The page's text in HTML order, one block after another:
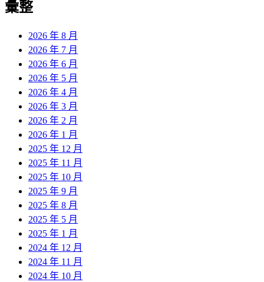
彙整
2026 年 8 月
2026 年 7 月
2026 年 6 月
2026 年 5 月
2026 年 4 月
2026 年 3 月
2026 年 2 月
2026 年 1 月
2025 年 12 月
2025 年 11 月
2025 年 10 月
2025 年 9 月
2025 年 8 月
2025 年 5 月
2025 年 1 月
2024 年 12 月
2024 年 11 月
2024 年 10 月